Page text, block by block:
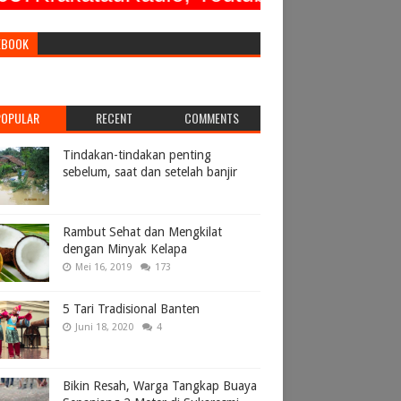
RECENT COMMENTS
Tindakan-tindakan penting
sebelum, saat dan setelah banjir
Rambut Sehat dan Mengkilat
dengan Minyak Kelapa
Mei 16, 2019 173
5 Tari Tradisional Banten
Juni 18, 2020 4
Bikin Resah, Warga Tangkap Buaya